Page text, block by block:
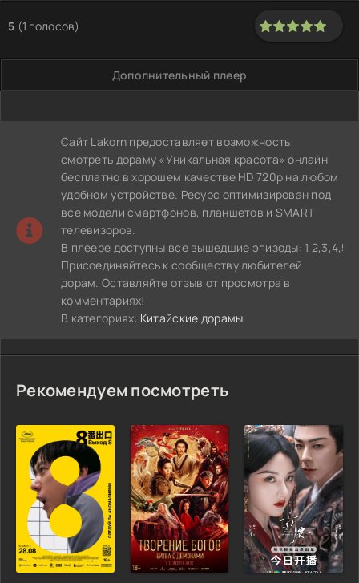
5 (1 голосов)
Дополнительный плеер
Сайт Lakorn предоставляет возможность
смотреть дораму «Уникальная красота» онлайн
бесплатно в хорошем качестве HD 720p на любом
удобном устройстве. Ресурс оптимизирован под
все модели смартфонов, планшетов и SMART
телевизоров.
В плеере доступны все вышедшие эпизоды:
Присоединяйтесь к сообществу любителей
дорам. Оставляйте отзыв от просмотра в
комментариях!
В категориях: Китайские дорамы
Рекомендуем посмотреть